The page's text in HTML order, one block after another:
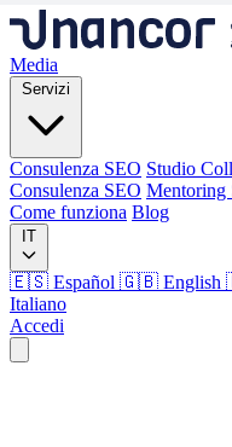
Media
Servizi
Consulenza SEO Studio
Consulenza SEO Mentoring
Come funziona Blog
IT
🇪🇸 Español 🇬🇧 English
Italiano
Accedi